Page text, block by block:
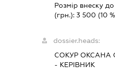
Розмір внеску
(грн.): 3 500 (10
dossier.heads:
СОКУР ОКСАНА
- КЕРІВНИК